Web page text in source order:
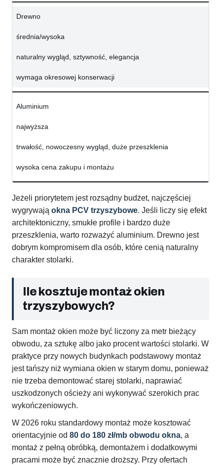
Drewno
średnia/wysoka
naturalny wygląd, sztywność, elegancja
wymaga okresowej konserwacji
Aluminium
najwyższa
trwałość, nowoczesny wygląd, duże przeszklenia
wysoka cena zakupu i montażu
Jeżeli priorytetem jest rozsądny budżet, najczęściej
wygrywają okna PCV trzyszybowe. Jeśli liczy się efekt
architektoniczny, smukłe profile i bardzo duże
przeszklenia, warto rozważyć aluminium. Drewno jest
dobrym kompromisem dla osób, które cenią naturalny
charakter stolarki.
Ile kosztuje montaż okien
trzyszybowych?
Sam montaż okien może być liczony za metr bieżący
obwodu, za sztukę albo jako procent wartości stolarki. W
praktyce przy nowych budynkach podstawowy montaż
jest tańszy niż wymiana okien w starym domu, ponieważ
nie trzeba demontować starej stolarki, naprawiać
uszkodzonych ościeży ani wykonywać szerokich prac
wykończeniowych.
W 2026 roku standardowy montaż może kosztować
orientacyjnie od 80 do 180 zł/mb obwodu okna, a
montaż z pełną obróbką, demontażem i dodatkowymi
pracami może być znacznie droższy. Przy ofertach